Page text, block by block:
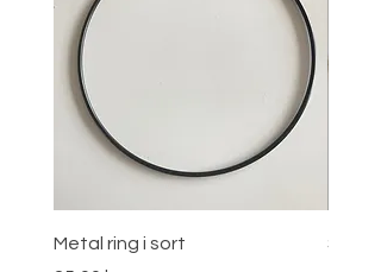
Metal ring i sort